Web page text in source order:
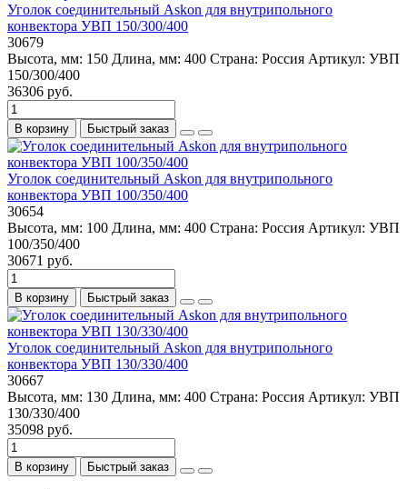
Уголок соединительный Askon для внутрипольного
конвектора УВП 150/300/400
30679
Высота, мм: 150 Длина, мм: 400 Страна: Россия Артикул: УВП
150/300/400
36306 руб.
В корзину Быстрый заказ
Уголок соединительный Askon для внутрипольного
конвектора УВП 100/350/400
30654
Высота, мм: 100 Длина, мм: 400 Страна: Россия Артикул: УВП
100/350/400
30671 руб.
В корзину Быстрый заказ
Уголок соединительный Askon для внутрипольного
конвектора УВП 130/330/400
30667
Высота, мм: 130 Длина, мм: 400 Страна: Россия Артикул: УВП
130/330/400
35098 руб.
В корзину Быстрый заказ